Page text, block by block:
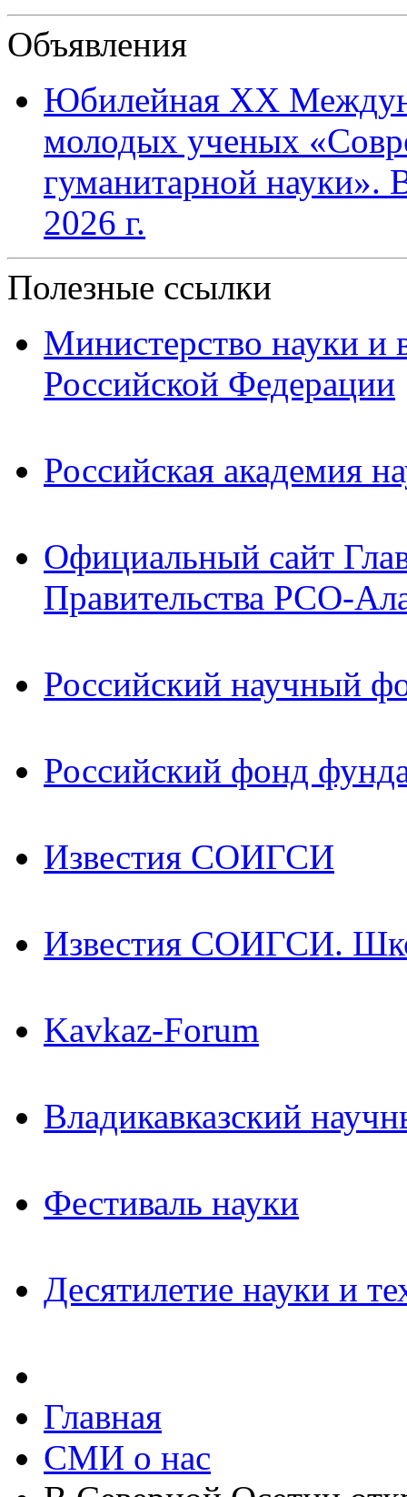
Объявления
Юбилейная XХ
молодых ученых
гуманитарной науки».
2026 г.
Полезные ссылки
Министерство науки и
Российской Федерации
Российская академия
Официальный сайт
Правительства РСО-
Российский научный
Российский фонд
Известия СОИГСИ
Известия СОИГСИ.
Kavkaz-Forum
Владикавказский
Фестиваль науки
Десятилетие науки и
Главная
СМИ о нас